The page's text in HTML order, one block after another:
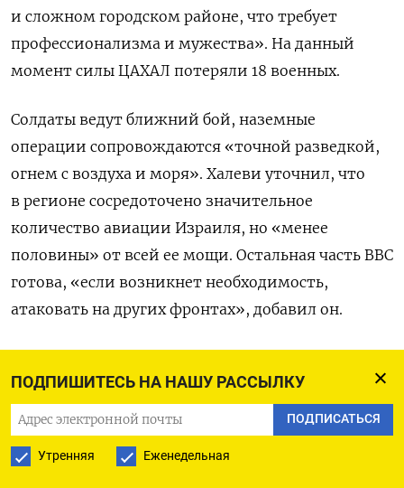
ПОДПИШИТЕСЬ НА НАШУ РАССЫЛКУ
ПОДПИСАТЬСЯ
Утренняя Еженедельная
и сложном городском районе, что требует
профессионализма и мужества». На данный
момент силы ЦАХАЛ потеряли 18 военных.
Солдаты ведут ближний бой, наземные
операции сопровождаются «точной разведкой,
огнем с воздуха и моря». Халеви уточнил, что
в регионе сосредоточено значительное
количество авиации Израиля, но «менее
половины» от всей ее мощи. Остальная часть ВВС
готова, «если возникнет необходимость,
атаковать на других фронтах», добавил он.
домой всех заложников, удерживаемых
боевиками исламистского движения ХАМАС
и другими террористическими группировками
в секторе Газа.